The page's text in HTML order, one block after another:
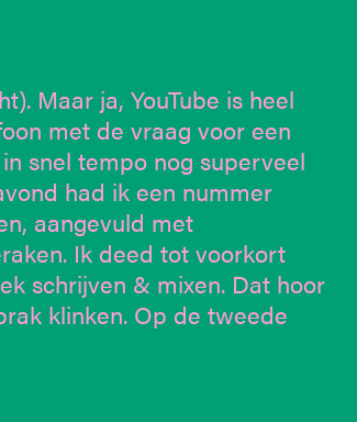
Maar ja, YouTube is heel
met de vraag voor een
snel tempo nog superveel
had ik een nummer
aangevuld met
Ik deed tot voorkort
schrijven & mixen. Dat hoor
klinken. Op de tweede